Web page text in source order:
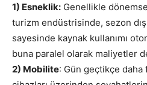
1) Esneklik: Genellikle
turizm endüstrisinde, sezon
sayesinde kaynak kullanımı
buna paralel olarak maliyetler
2) Mobilite: Gün geçtikçe